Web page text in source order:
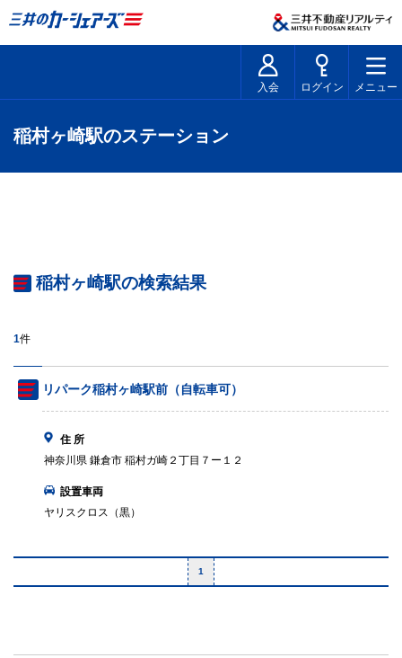
入会 ログイン メニュー
稲村ヶ崎駅のステーション
稲村ヶ崎駅の検索結果
1件
リパーク稲村ヶ崎駅前（自転車可）
住 所
神奈川県 鎌倉市 稲村ガ崎２丁目７ー１２
設置車両
ヤリスクロス（黒）
1